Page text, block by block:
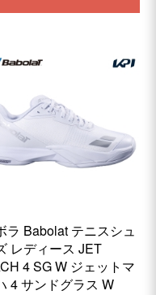
ラ Babolat テニスシュ
レディース JET
4 SG W ジェットマ
4 サンドグラス W